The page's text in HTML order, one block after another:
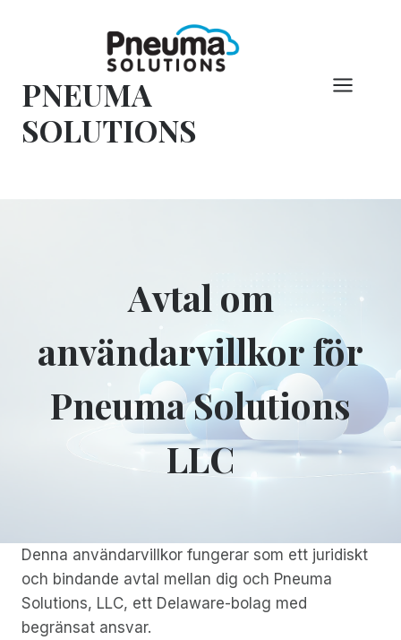
PNEUMA
SOLUTIONS
Avtal om
användarvillkor för
Pneuma Solutions
LLC
Denna användarvillkor fungerar som ett juridiskt
och bindande avtal mellan dig och Pneuma
Solutions, LLC, ett Delaware-bolag med
begränsat ansvar.